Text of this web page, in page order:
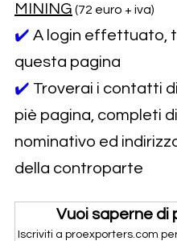
MINING (72 euro + iva)
✔️ A login effettuato,
questa pagina
✔️ Troverai i contatti
piè pagina, completi di
nominativo ed
della controparte
Vuoi saperne di
Iscriviti a proexporters.com